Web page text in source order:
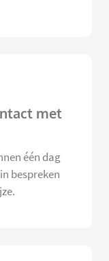
met
één dag
bespreken